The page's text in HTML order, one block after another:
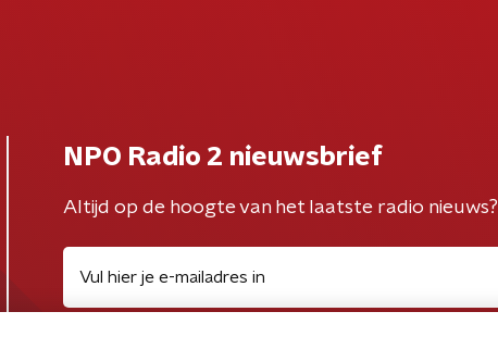
NPO Radio 2 nieuwsbrief
Altijd op de hoogte van het laatste radio nieuws?